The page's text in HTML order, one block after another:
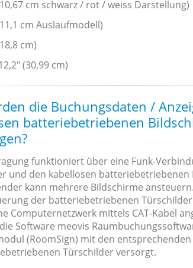
cm schwarz / rot / weiss Darstellung)
cm Auslaufmodell)
cm)
(30,99 cm)
die Buchungsdaten /
batteriebetriebenen
funktioniert über eine Funk-
und den kabellosen batteriebetriebenen
kann mehrere Bildschirme
der batteriebetriebenen
Computernetzwerk mittels CAT-Kabel
Software meovis
(RoomSign) mit den
Türschilder versorgt.